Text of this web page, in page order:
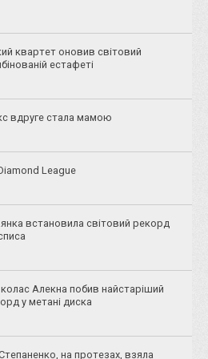
квартет оновив світовий
естафеті
вдруге стала мамою
League
встановила світовий рекорд
Алекна побив найстаріший
у метані диска
на протезах, взяла